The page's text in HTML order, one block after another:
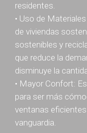
residentes.
• Uso de
de viviendas
sostenibles y
que reduce la
disminuye la
• Mayor Confort:
para ser más
ventanas
vanguardia.